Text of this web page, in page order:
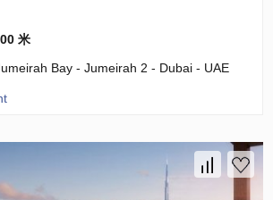
米
Bay - Jumeirah 2 - Dubai - UAE